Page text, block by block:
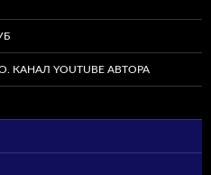
YOUTUBE АВТОРА